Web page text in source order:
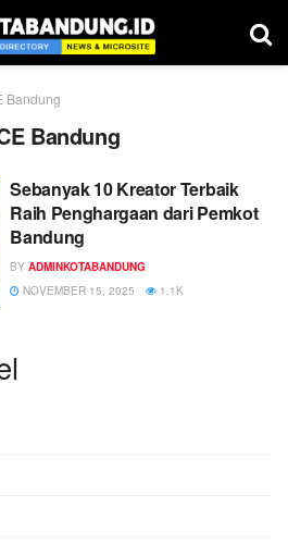
Bandung
Bandung
Sebanyak 10 Kreator Terbaik
Raih Penghargaan dari Pemkot
Bandung
BY ADMINKOTABANDUNG
NOVEMBER 15, 2025
1.1K